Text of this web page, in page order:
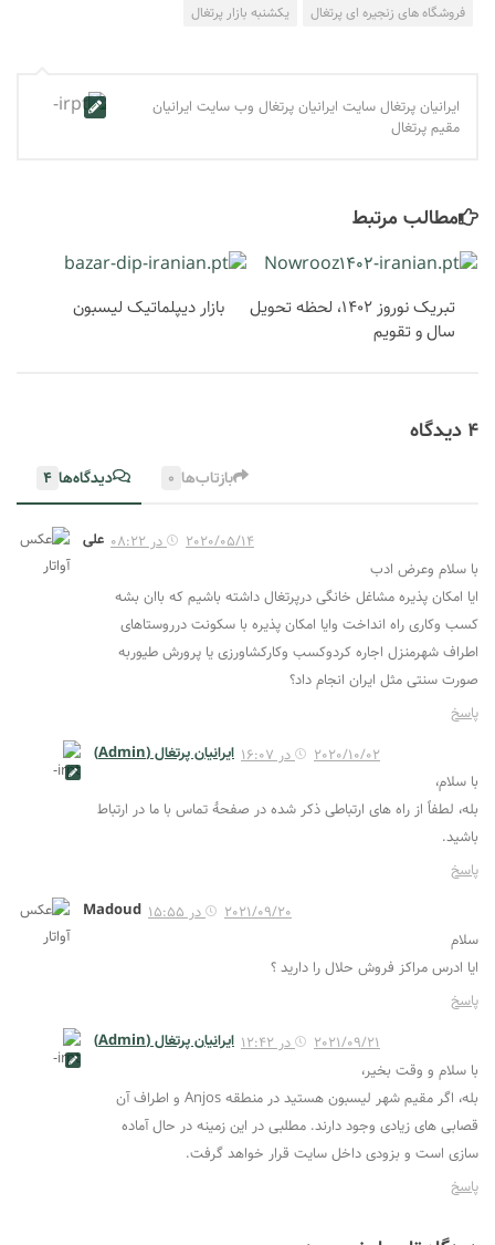
فروشگاه های زنجیره ای پرتغال
یکشنبه بازار پرتغال
ایرانیان پرتغال سایت ایرانیان پرتغال وب سایت ایرانیان
مقیم پرتغال
مطالب مرتبط
بازار دیپلماتیک لیسبون
تبریک نوروز ۱۴۰۲، لحظه تحویل
سال و تقویم
4 دیدگاه‌
دیدگاه‌ها 4 بازتاب‌ها 0
علی
2020/05/14 در 08:22
با سلام وعرض ادب
ایا امکان پذیره مشاغل خانگی درپرتغال داشته باشیم که باان بشه
کسب وکاری راه انداخت وایا امکان پذیره با سکونت درروستاهای
اطراف شهرمنزل اجاره کردوکسب وکارکشاورزی یا پرورش طیوربه
صورت سنتی مثل ایران انجام داد؟
پاسخ
ایرانیان پرتغال (Admin)
2020/10/02 در 16:07
با سلام،
بله، لطفاً از راه های ارتباطی ذکر شده در صفحۀ تماس با ما در ارتباط
باشید.
پاسخ
Madoud
2021/09/20 در 15:55
سلام
ایا ادرس مراکز فروش حلال را دارید ؟
پاسخ
ایرانیان پرتغال (Admin)
2021/09/21 در 12:42
با سلام و وقت بخیر،
بله، اگر مقیم شهر لیسبون هستید در منطقه Anjos و اطراف آن
قصابی های زیادی وجود دارند. مطلبی در این زمینه در حال آماده
سازی است و بزودی داخل سایت قرار خواهد گرفت.
پاسخ